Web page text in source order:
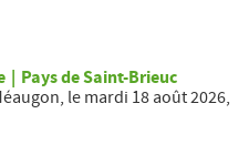
Pays de Saint-Brieuc
le mardi 18 août 2026,